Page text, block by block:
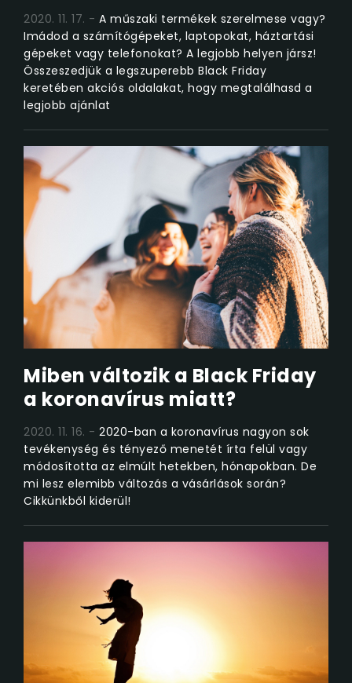
2020. 11. 17.
A műszaki termékek szerelmese vagy?
Imádod a számítógépeket, laptopokat, háztartási
gépeket vagy telefonokat? A legjobb helyen jársz!
Összeszedjük a legszuperebb Black Friday
keretében akciós oldalakat, hogy megtalálhasd a
legjobb ajánlat
Miben változik a Black Friday
a koronavírus miatt?
2020. 11. 16.
2020-ban a koronavírus nagyon sok
tevékenység és tényező menetét írta felül vagy
módosította az elmúlt hetekben, hónapokban. De
mi lesz elemibb változás a vásárlások során?
Cikkünkből kiderül!